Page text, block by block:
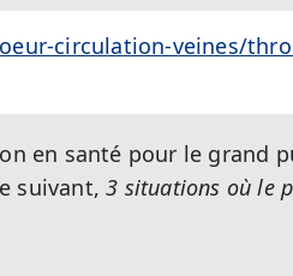
circulation-veines/
en santé pour le grand
suivant,3 situations où le